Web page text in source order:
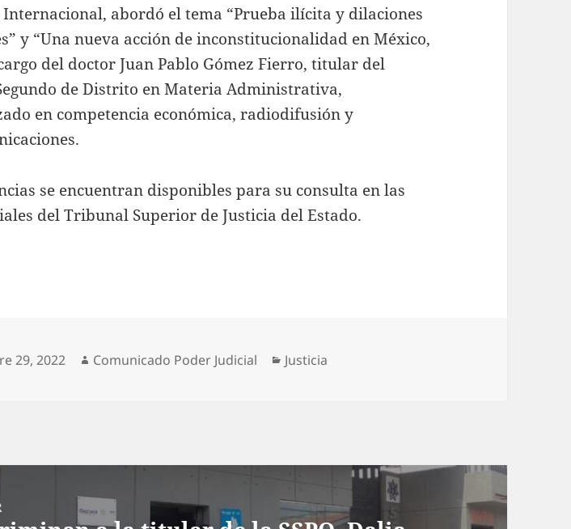
Internacional, abordó el tema “Prueba ilícita y dilaciones
y “Una nueva acción de inconstitucionalidad en México,
del doctor Juan Pablo Gómez Fierro, titular del
de Distrito en Materia Administrativa,
en competencia económica, radiodifusión y
se encuentran disponibles para su consulta en las
del Tribunal Superior de Justicia del Estado.
29, 2022 Autor
Comunicado Poder Judicial Categorías
Justicia